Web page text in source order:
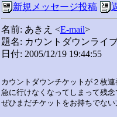
新規メッセージ投稿
名前: あきえ <E-mail>
題名: カウントダウンライ
日付: 2005/12/19 19:44:55
カウントダウンチケットが２枚連
急に行けなくなってしまって残念
ぜひまだチケットをお持ちでない